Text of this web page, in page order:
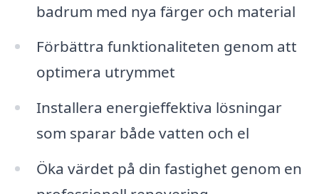
badrum med nya färger och material
Förbättra funktionaliteten genom att
optimera utrymmet
Installera energieffektiva lösningar
som sparar både vatten och el
Öka värdet på din fastighet genom en